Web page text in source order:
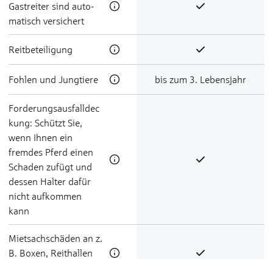
Gast­reiter sind auto­
matisch ver­sichert
Reit­be­teili­gung
Foh­len und Jung­tie­re bis zum 3. Lebensjahr
Forderungsausfalldec
kung: Schützt Sie,
wenn Ihnen ein
fremdes Pferd einen
Schaden zufügt und
dessen Halter dafür
nicht aufkommen
kann
Miet­sach­schä­den an z.
B. Boxen, Reithallen